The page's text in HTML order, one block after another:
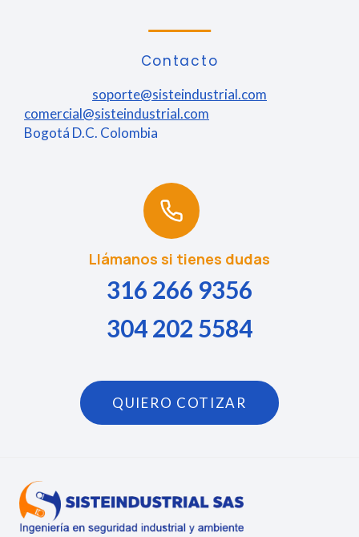
Contacto
soporte@sisteindustrial.com
comercial@sisteindustrial.com
Bogotá D.C. Colombia
Llámanos si tienes dudas
316 266 9356
304 202 5584
QUIERO COTIZAR